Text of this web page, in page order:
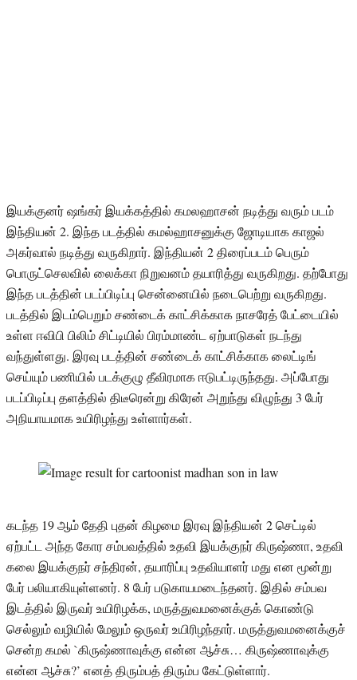
இயக்குனர் ஷங்கர் இயக்கத்தில் கமலஹாசன் நடித்து வரும் படம்
இந்தியன் 2. இந்த படத்தில் கமல்ஹாசனுக்கு ஜோடியாக காஜல்
அகர்வால் நடித்து வருகிறார். இந்தியன் 2 திரைப்படம் பெரும்
பொருட்செலவில் லைக்கா நிறுவனம் தயாரித்து வருகிறது. தற்போது
இந்த படத்தின் படப்பிடிப்பு சென்னையில் நடைபெற்று வருகிறது.
படத்தில் இடம்பெறும் சண்டைக் காட்சிக்காக நாசரேத் பேட்டையில்
உள்ள ஈவிபி பிலிம் சிட்டியில் பிரம்மாண்ட ஏற்பாடுகள் நடந்து
வந்துள்ளது. இரவு படத்தின் சண்டைக் காட்சிக்காக லைட்டிங்
செய்யும் பணியில் படக்குழு தீவிரமாக ஈடுபட்டிருந்தது. அப்போது
படப்பிடிப்பு தளத்தில் திடீரென்று கிரேன் அறுந்து விழுந்து 3 பேர்
அநியாயமாக உயிரிழந்து உள்ளார்கள்.
கடந்த 19 ஆம் தேதி புதன் கிழமை இரவு இந்தியன் 2 செட்டில்
ஏற்பட்ட அந்த கோர சம்பவத்தில் உதவி இயக்குநர் கிருஷ்ணா, உதவி
கலை இயக்குநர் சந்திரன், தயாரிப்பு உதவியாளர் மது என மூன்று
பேர் பலியாகியுள்ளனர். 8 பேர் படுகாயமடைந்தனர். இதில் சம்பவ
இடத்தில் இருவர் உயிரிழக்க, மருத்துவமனைக்குக் கொண்டு
செல்லும் வழியில் மேலும் ஒருவர் உயிரிழந்தார். மருத்துவமனைக்குச்
சென்ற கமல் `கிருஷ்ணாவுக்கு என்ன ஆச்சு… கிருஷ்ணாவுக்கு
என்ன ஆச்சு?’ எனத் திரும்பத் திரும்ப கேட்டுள்ளார்.